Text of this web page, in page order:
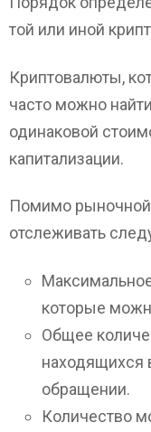
той или иной
Криптовалюты,
часто можно
одинаковой
капитализации.
Помимо рыночной
отслеживать
которые
Общее
находящихся
обращении.
Количество